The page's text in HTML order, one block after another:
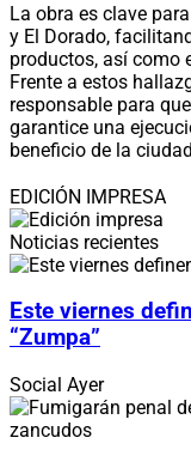
La obra es clave
y El Dorado,
productos, así como
Frente a estos
responsable para
garantice una
beneficio de la
EDICIÓN IMPRESA
Noticias recientes
Este viernes
“Zumpa”
Social Ayer